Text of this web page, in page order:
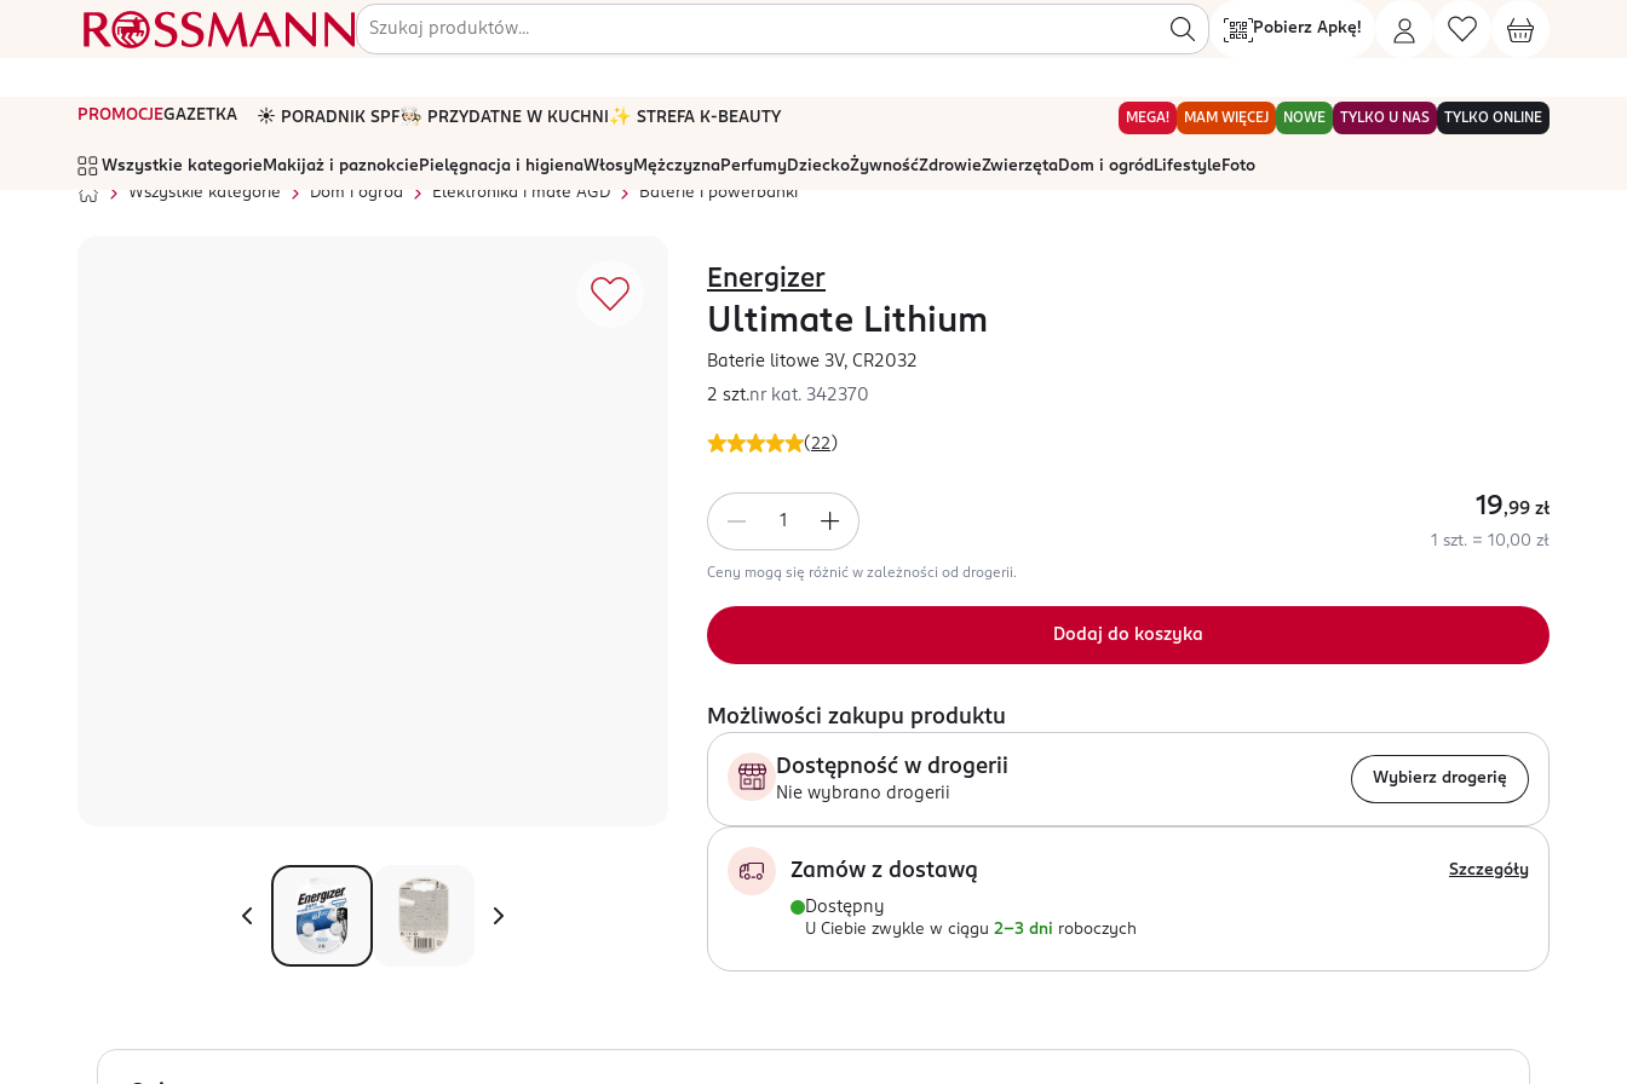
Pobierz Apkę!
PROMOCJEGAZETKA ☀️ PORADNIK SPF🧑🏻‍🍳 PRZYDATNE W KUCHNI ✨ STREFA K-BEAUTY MEGA! MAM WIĘCEJ NOWE TYLKO U NAS TYLKO ONLINE
Wszystkie kategorie Makijaż i paznokcie Pielęgnacja i higienaWłosyMężczyznaPerfumyDzieckoŻywnośćZdrowieZwierzętaDom i ogród Lifestyle Foto
Wszystkie kategorie
Dom i ogród Elektronika i małe AGD Baterie i powerbanki
(22 )
Energizer
Ultimate Lithium
Baterie litowe 3V, CR2032
2 szt.nr kat. 342370
19,99 zł
1 szt. = 10,00 zł
Ceny mogą się różnić w zależności od drogerii.
Dodaj do koszyka
Możliwości zakupu produktu
Dostępność w drogerii
Nie wybrano drogerii
Wybierz drogerię
Zamów z dostawą Szczegóły
Dostępny
U Ciebie zwykle w ciągu 2-3 dni roboczych